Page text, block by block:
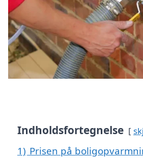
Indholdsfortegnelse
1) Prisen på